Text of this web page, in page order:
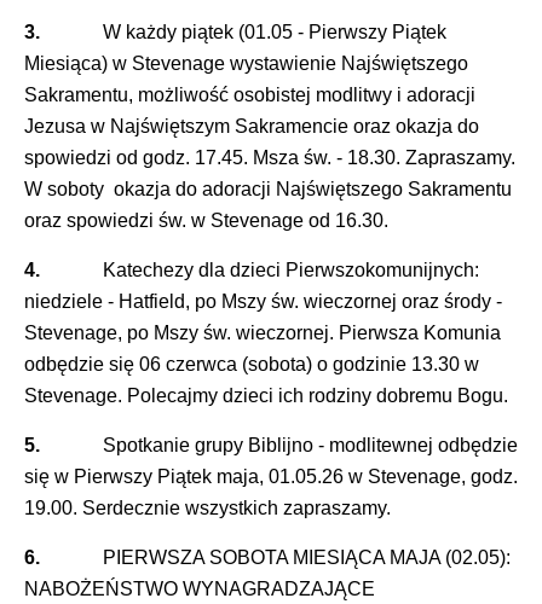
3. W każdy piątek (01.05 - Pierwszy Piątek
Miesiąca) w Stevenage wystawienie Najświętszego
Sakramentu, możliwość osobistej modlitwy i adoracji
Jezusa w Najświętszym Sakramencie oraz okazja do
spowiedzi od godz. 17.45. Msza św. - 18.30. Zapraszamy.
W soboty okazja do adoracji Najświętszego Sakramentu
oraz spowiedzi św. w Stevenage od 16.30.
4. Katechezy dla dzieci Pierwszokomunijnych:
niedziele - Hatfield, po Mszy św. wieczornej oraz środy -
Stevenage, po Mszy św. wieczornej. Pierwsza Komunia
odbędzie się 06 czerwca (sobota) o godzinie 13.30 w
Stevenage. Polecajmy dzieci ich rodziny dobremu Bogu.
5. Spotkanie grupy Biblijno - modlitewnej odbędzie
się w Pierwszy Piątek maja, 01.05.26 w Stevenage, godz.
19.00. Serdecznie wszystkich zapraszamy.
6. PIERWSZA SOBOTA MIESIĄCA MAJA (02.05):
NABOŻEŃSTWO WYNAGRADZAJĄCE